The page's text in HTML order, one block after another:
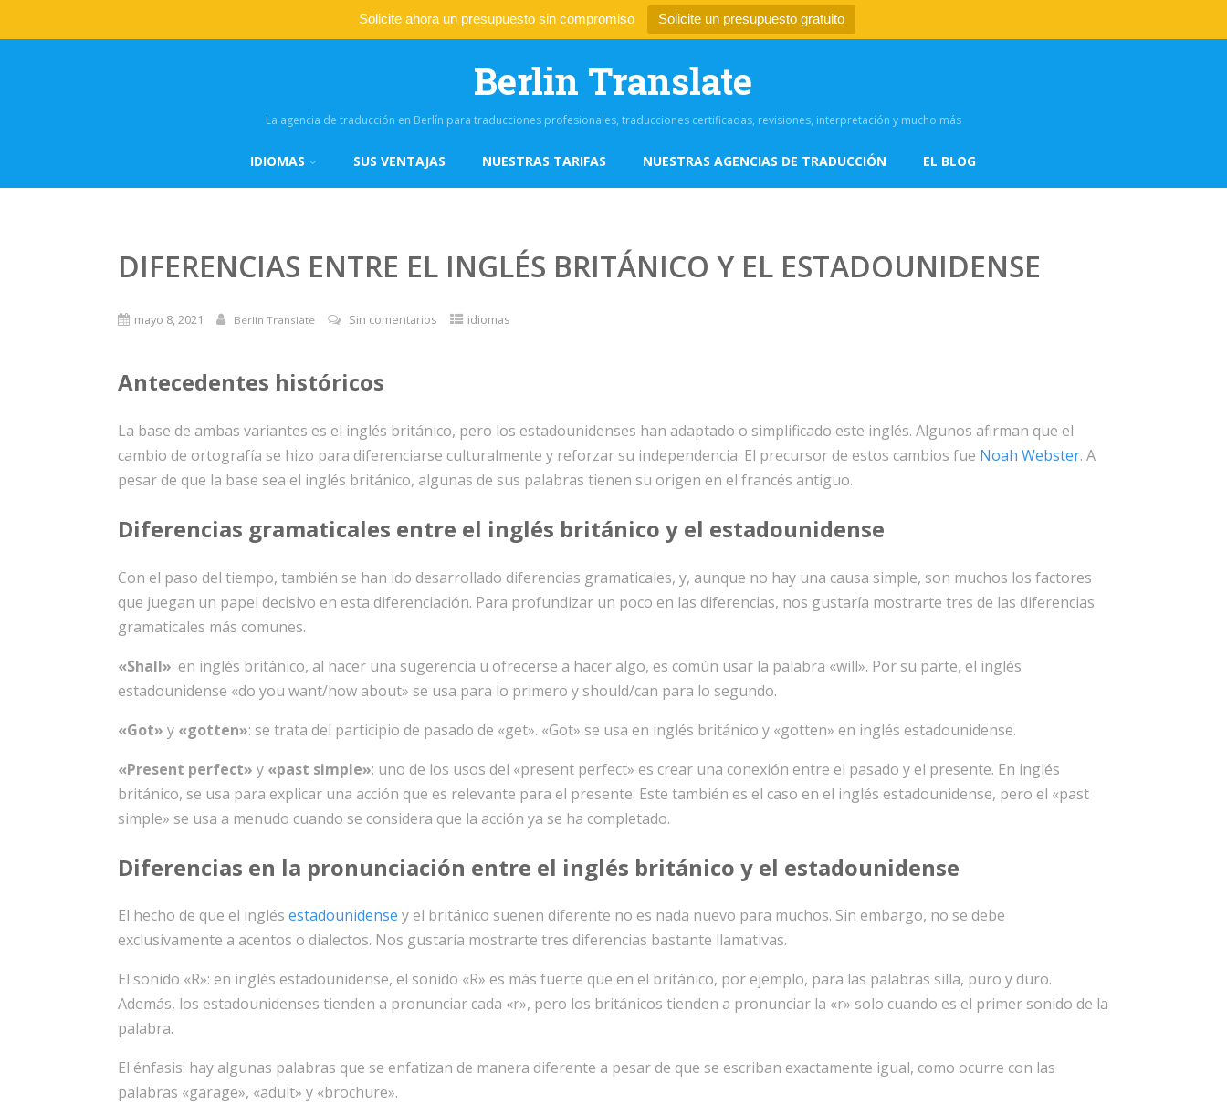
Solicite ahora un presupuesto sin compromiso Solicite un presupuesto gratuito
Berlin Translate
La agencia de traducción en Berlín para traducciones profesionales, traducciones certificadas, revisiones, interpretación y mucho más
IDIOMAS SUS VENTAJAS NUESTRAS TARIFAS NUESTRAS AGENCIAS DE TRADUCCIÓN EL BLOG
DIFERENCIAS ENTRE EL INGLÉS BRITÁNICO Y EL ESTADOUNIDENSE
mayo 8, 2021 Berlin Translate Sin comentarios idiomas
Antecedentes históricos
La base de ambas variantes es el inglés británico, pero los estadounidenses han adaptado o simplificado este inglés. Algunos afirman que el
cambio de ortografía se hizo para diferenciarse culturalmente y reforzar su independencia. El precursor de estos cambios fue Noah Webster. A
pesar de que la base sea el inglés británico, algunas de sus palabras tienen su origen en el francés antiguo.
Diferencias gramaticales entre el inglés británico y el estadounidense
Con el paso del tiempo, también se han ido desarrollado diferencias gramaticales, y, aunque no hay una causa simple, son muchos los factores
que juegan un papel decisivo en esta diferenciación. Para profundizar un poco en las diferencias, nos gustaría mostrarte tres de las diferencias
gramaticales más comunes.
«Shall»: en inglés británico, al hacer una sugerencia u ofrecerse a hacer algo, es común usar la palabra «will». Por su parte, el inglés
estadounidense «do you want/how about» se usa para lo primero y should/can para lo segundo.
«Got» y «gotten»: se trata del participio de pasado de «get». «Got» se usa en inglés británico y «gotten» en inglés estadounidense.
«Present perfect» y «past simple»: uno de los usos del «present perfect» es crear una conexión entre el pasado y el presente. En inglés
británico, se usa para explicar una acción que es relevante para el presente. Este también es el caso en el inglés estadounidense, pero el «past
simple» se usa a menudo cuando se considera que la acción ya se ha completado.
Diferencias en la pronunciación entre el inglés británico y el estadounidense
El hecho de que el inglésestadounidensey el británico suenen diferente no es nada nuevo para muchos. Sin embargo, no se debe
exclusivamente a acentos o dialectos. Nos gustaría mostrarte tres diferencias bastante llamativas.
El sonido «R»: en inglés estadounidense, el sonido «R» es más fuerte que en el británico, por ejemplo, para las palabras silla, puro y duro.
Además, los estadounidenses tienden a pronunciar cada «r», pero los británicos tienden a pronunciar la «r» solo cuando es el primer sonido de la
palabra.
El énfasis: hay algunas palabras que se enfatizan de manera diferente a pesar de que se escriban exactamente igual, como ocurre con las
palabras «garage», «adult» y «brochure».